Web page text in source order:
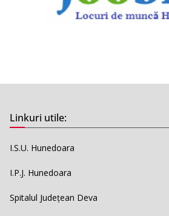
Linkuri utile:
I.S.U. Hunedoara
I.P.J. Hunedoara
Spitalul Județean Deva